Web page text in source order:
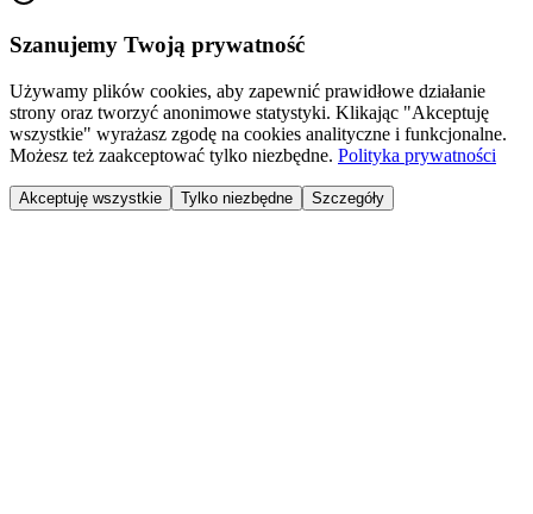
Szanujemy Twoją prywatność
Używamy plików cookies, aby zapewnić prawidłowe działanie
strony oraz tworzyć anonimowe statystyki. Klikając "Akceptuję
wszystkie" wyrażasz zgodę na cookies analityczne i funkcjonalne.
Możesz też zaakceptować tylko niezbędne. Polityka prywatności
Akceptuję wszystkie Tylko niezbędne Szczegóły